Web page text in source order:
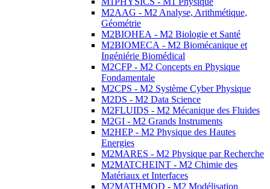
M2AAG - M2 Analyse, Arithmétique,
Géométrie
M2BIOHEA - M2 Biologie et Santé
M2BIOMECA - M2 Biomécanique et
Ingéniérie Biomédical
M2CFP - M2 Concepts en Physique
Fondamentale
M2CPS - M2 Système Cyber Physique
M2DS - M2 Data Science
M2FLUIDS - M2 Mécanique des Fluides
M2GI - M2 Grands Instruments
M2HEP - M2 Physique des Hautes
Energies
M2MARES - M2 Physique par Recherche
M2MATCHEINT - M2 Chimie des
Matériaux et Interfaces
M2MATHMOD - M2 Modélisation